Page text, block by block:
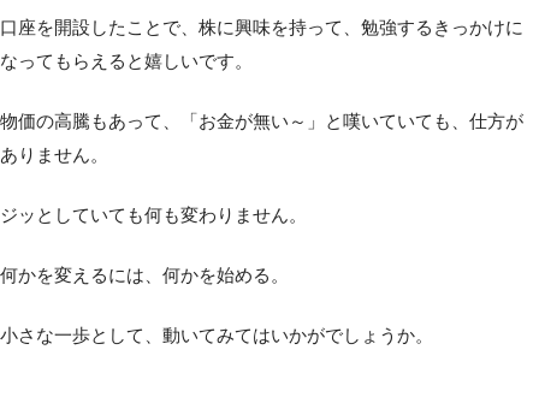
口座を開設したことで、株に興味を持って、勉強するきっかけに
なってもらえると嬉しいです。
物価の高騰もあって、「お金が無い～」と嘆いていても、仕方が
ありません。
ジッとしていても何も変わりません。
何かを変えるには、何かを始める。
小さな一歩として、動いてみてはいかがでしょうか。